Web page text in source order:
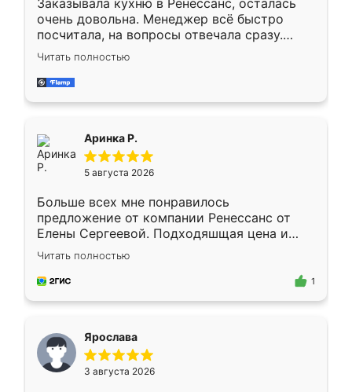
Заказывала кухню в Ренессанс, осталась
очень довольна. Менеджер всё быстро
посчитала, на вопросы отвечала сразу.
Замерщик приехал в субботу, подошёл к
делу со всей ответственностью. Собрали
за день, ребята работали аккуратно, даже
Читать полностью
Аринка Р.
5 августа 2026
Больше всех мне понравилось
предложение от компании Ренессанс от
Елены Сергеевой. Подходяшщая цена и
короткие сроки изготовления. Приехавший
для замера сотрудник Владислав
предложил по моему эскизу самый
Читать полностью
1
Ярослава
3 августа 2026